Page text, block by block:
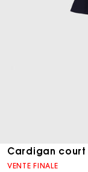
Cardigan court
VENTE FINALE